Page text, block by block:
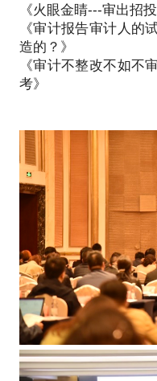
2.内审实务专家。
二十余年内部审计实
织目标实现的路径；
划、项目管理、团队
计、PM等专项审计
能为组织增加价值。
3.风控、审计职业规
能以自身经历结合理
规划辅导，帮助你实
《火眼金睛---审出招
《审计报告审计人的
造的？》
《审计不整改不如不
考》